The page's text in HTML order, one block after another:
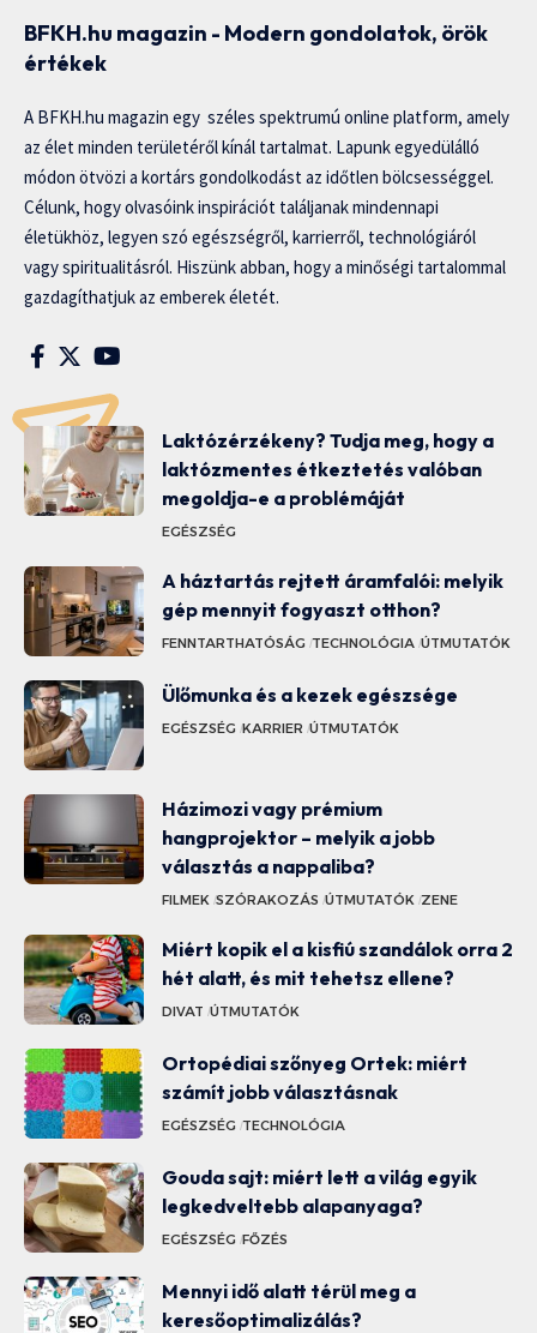
BFKH.hu magazin - Modern gondolatok, örök
értékek
A BFKH.hu magazin egy széles spektrumú online platform, amely
az élet minden területéről kínál tartalmat. Lapunk egyedülálló
módon ötvözi a kortárs gondolkodást az időtlen bölcsességgel.
Célunk, hogy olvasóink inspirációt találjanak mindennapi
életükhöz, legyen szó egészségről, karrierről, technológiáról
vagy spiritualitásról. Hiszünk abban, hogy a minőségi tartalommal
gazdagíthatjuk az emberek életét.
Laktózérzékeny? Tudja meg, hogy a
laktózmentes étkeztetés valóban
megoldja-e a problémáját
EGÉSZSÉG
A háztartás rejtett áramfalói: melyik
gép mennyit fogyaszt otthon?
FENNTARTHATÓSÁG TECHNOLÓGIA ÚTMUTATÓK
Ülőmunka és a kezek egészsége
EGÉSZSÉG KARRIER ÚTMUTATÓK
Házimozi vagy prémium
hangprojektor – melyik a jobb
választás a nappaliba?
FILMEK SZÓRAKOZÁS ÚTMUTATÓK ZENE
Miért kopik el a kisfiú szandálok orra 2
hét alatt, és mit tehetsz ellene?
DIVAT ÚTMUTATÓK
Ortopédiai szőnyeg Ortek: miért
számít jobb választásnak
EGÉSZSÉG TECHNOLÓGIA
Gouda sajt: miért lett a világ egyik
legkedveltebb alapanyaga?
EGÉSZSÉG FŐZÉS
Mennyi idő alatt térül meg a
keresőoptimalizálás?